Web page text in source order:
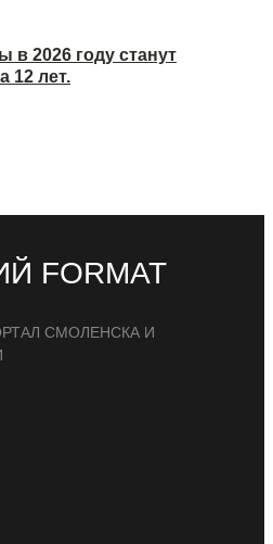
в 2026 году станут
12 лет.
FORMAT
СМОЛЕНСКА И